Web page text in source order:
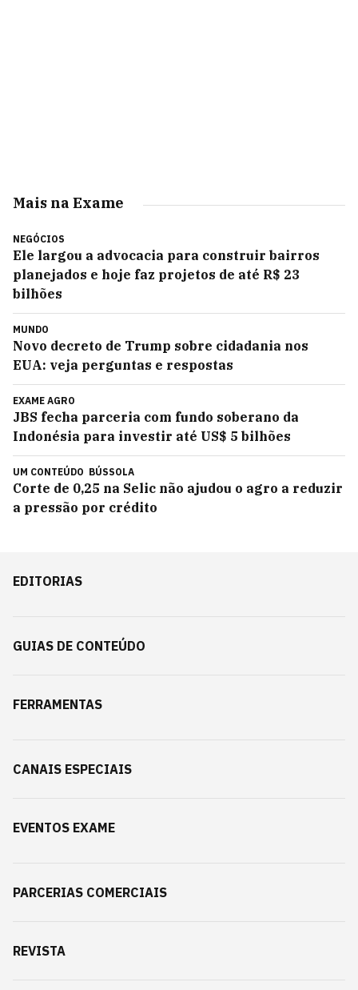
Mais na Exame
NEGÓCIOS
Ele largou a advocacia para construir bairros
planejados e hoje faz projetos de até R$ 23
bilhões
MUNDO
Novo decreto de Trump sobre cidadania nos
EUA: veja perguntas e respostas
EXAME AGRO
JBS fecha parceria com fundo soberano da
Indonésia para investir até US$ 5 bilhões
UM CONTEÚDO BÚSSOLA
Corte de 0,25 na Selic não ajudou o agro a reduzir
a pressão por crédito
EDITORIAS
GUIAS DE CONTEÚDO
FERRAMENTAS
CANAIS ESPECIAIS
EVENTOS EXAME
PARCERIAS COMERCIAIS
REVISTA